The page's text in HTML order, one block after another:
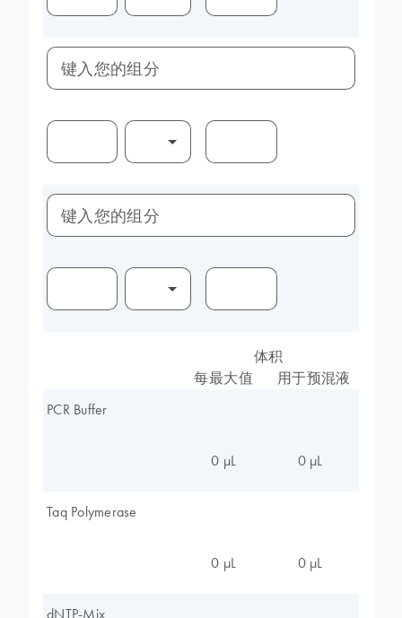
键入您的组分
键入您的组分
体积
每最大值
用于预混液
PCR Buffer
0 µL 0 µL
Taq Polymerase
0 µL 0 µL
dNTP-Mix